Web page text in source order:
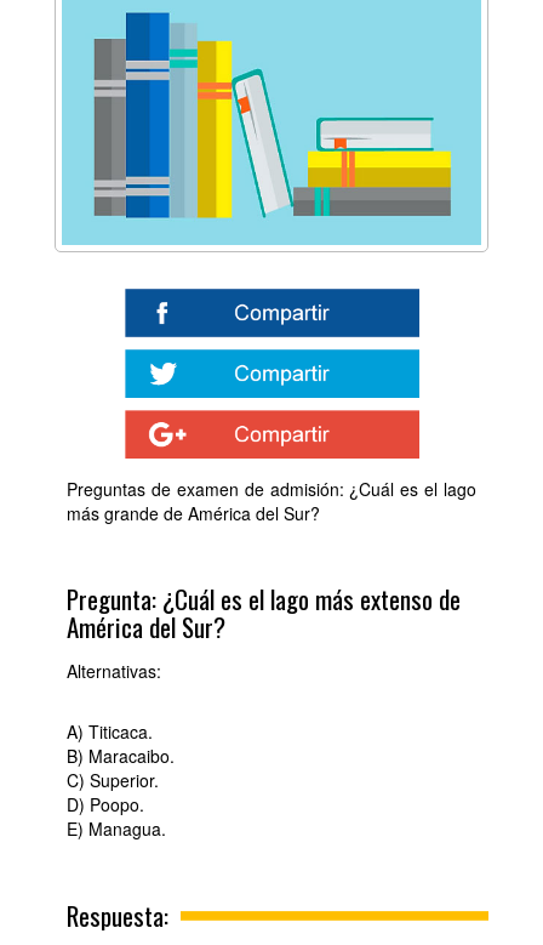
Preguntas de examen de admisión: ¿Cuál es el lago
más grande de América del Sur?
Pregunta: ¿Cuál es el lago más extenso de
América del Sur?
Alternativas:
A) Titicaca.
B) Maracaibo.
C) Superior.
D) Poopo.
E) Managua.
Respuesta: